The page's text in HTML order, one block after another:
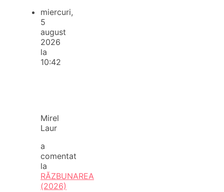
miercuri,
5
august
2026
la
10:42
Mirel
Laur
a
comentat
la
RĂZBUNAREA
(2026)